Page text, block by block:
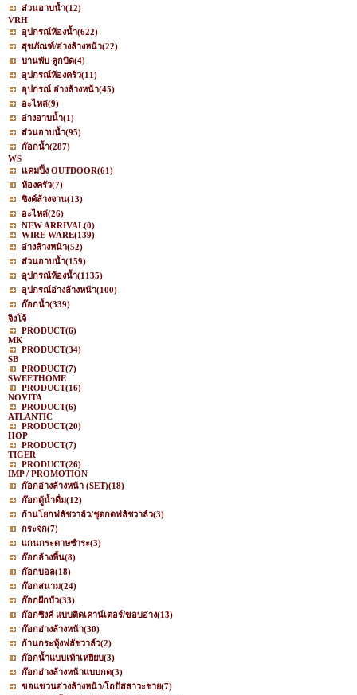
ส่วนอาบน้ำ(12)
VRH
อุปกรณ์ห้องน้ำ(622)
สุขภัณฑ์/อ่างล้างหน้า(22)
บานพับ ลูกบิด(4)
อุปกรณ์ห้องครัว(11)
อุปกรณ์ อ่างล้างหน้า(45)
อะไหล่(9)
อ่างอาบน้ำ(1)
ส่วนอาบน้ำ(95)
ก๊อกน้ำ(287)
WS
เเคมปิ้ง OUTDOOR(61)
ห้องครัว(7)
ซิงค์ล้างจาน(13)
อะไหล่(26)
NEW ARRIVAL(0)
WIRE WARE(139)
อ่างล้างหน้า(52)
ส่วนอาบน้ำ(159)
อุปกรณ์ห้องน้ำ(1135)
อุปกรณ์อ่างล้างหน้า(100)
ก๊อกน้ำ(339)
จิงโจ้
PRODUCT(6)
MK
PRODUCT(34)
SB
PRODUCT(7)
SWEETHOME
PRODUCT(16)
NOVITA
PRODUCT(6)
ATLANTIC
PRODUCT(20)
HOP
PRODUCT(7)
TIGER
PRODUCT(26)
IMP / PROMOTION
ก๊อกอ่างล้างหน้า (SET)(18)
ก๊อกตู้น้ำดื่ม(12)
ก้านโยกฟลัชวาล์ว/ชุดกดฟลัชวาล์ว(3)
กระจก(7)
แกนกระดาษชำระ(3)
ก๊อกล้างพื้น(8)
ก๊อกบอล(18)
ก๊อกสนาม(24)
ก๊อกฝักบัว(33)
ก๊อกซิงค์ แบบติดเคาน์เตอร์/ขอบอ่าง(13)
ก๊อกอ่างล้างหน้า(30)
ก้านกระทุ้งฟลัชวาล์ว(2)
ก๊อกน้ำแบบเท้าเหยียบ(3)
ก๊อกอ่างล้างหน้าแบบกด(3)
ขอแขวนอ่างล้างหน้า/โถปัสสาวะชาย(7)